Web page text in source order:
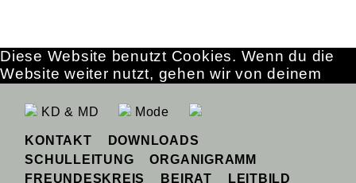
KD & MD Mode
KONTAKT
DOWNLOADS
SCHULLEITUNG
ORGANIGRAMM
FREUNDESKREIS
BEIRAT LEITBILD
Diese Website benutzt Cookies. Wenn du die
Website weiter nutzt, gehen wir von deinem